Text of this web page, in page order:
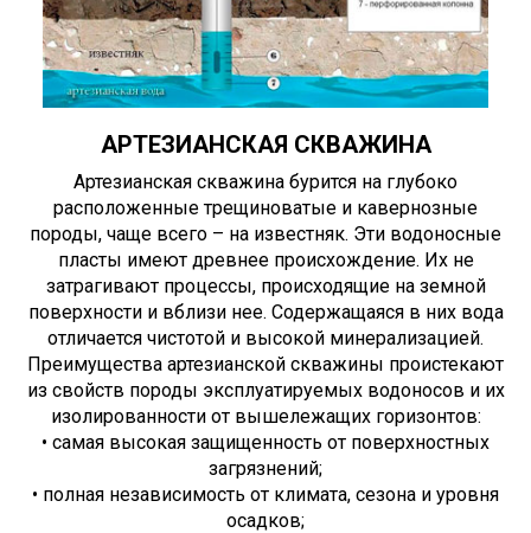
АРТЕЗИАНСКАЯ СКВАЖИНА
Артезианская скважина бурится на глубоко
расположенные трещиноватые и кавернозные
породы, чаще всего – на известняк. Эти водоносные
пласты имеют древнее происхождение. Их не
затрагивают процессы, происходящие на земной
поверхности и вблизи нее. Содержащаяся в них вода
отличается чистотой и высокой минерализацией.
Преимущества артезианской скважины проистекают
из свойств породы эксплуатируемых водоносов и их
изолированности от вышележащих горизонтов:
• самая высокая защищенность от поверхностных
загрязнений;
• полная независимость от климата, сезона и уровня
осадков;